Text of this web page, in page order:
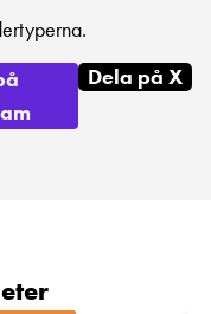
Dela på X